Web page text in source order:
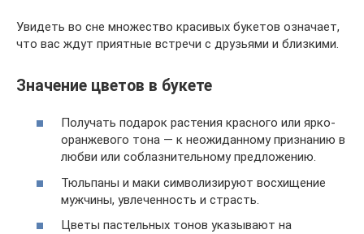
Увидеть во сне множество красивых букетов означает,
что вас ждут приятные встречи с друзьями и близкими.
Значение цветов в букете
Получать подарок растения красного или ярко-
оранжевого тона — к неожиданному признанию в
любви или соблазнительному предложению.
Тюльпаны и маки символизируют восхищение
мужчины, увлеченность и страсть.
Цветы пастельных тонов указывают на